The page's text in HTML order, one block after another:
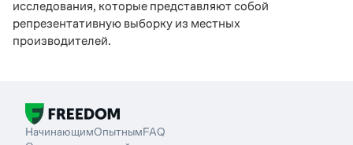
исследования, которые представляют собой
репрезентативную выборку из местных
производителей.
НачинающимОпытнымFAQ